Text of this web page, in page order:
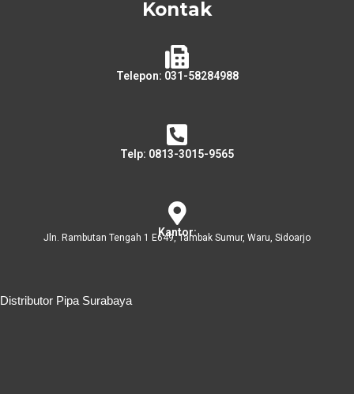
Kontak
Telepon: 031-58284988
Telp: 0813-3015-9565
Kantor:
Jln. Rambutan Tengah 1 E649, Tambak Sumur, Waru, Sidoarjo
Distributor Pipa Surabaya